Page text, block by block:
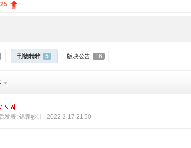
25
刊物精粹 5 版块公告 16
发表: 锦囊妙计 2022-2-17 21:50